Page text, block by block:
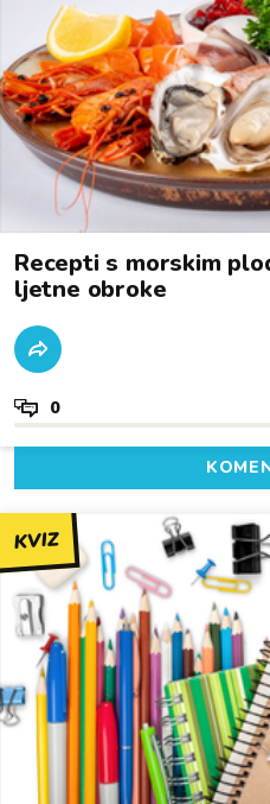
Recepti s morskim
ljetne obroke
0
KVIZ